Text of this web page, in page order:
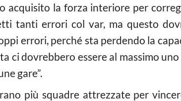
acquisito la forza interiore per
tanti errori col var, ma questo
errori, perché sta perdendo la
ci dovrebbero essere al massimo
gare”.
più squadre attrezzate per